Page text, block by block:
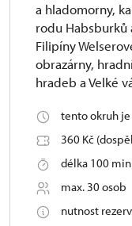
a hladomorny,
rodu Habsburků
Filipíny
obrazárny,
hradeb a Velké
tento okruh
360 Kč
délka 100
max. 30 osob
nutnost